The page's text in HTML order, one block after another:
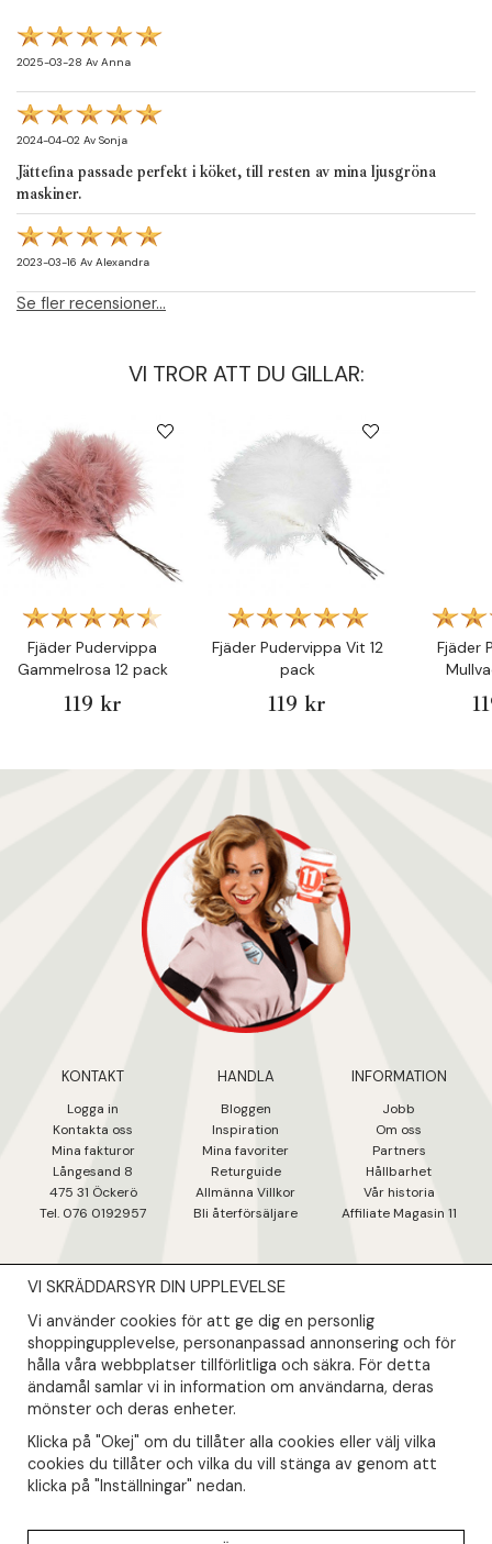
2025-03-28 Av Anna
2024-04-02 Av Sonja
Jättefina passade perfekt i köket, till resten av mina ljusgröna
maskiner.
2023-03-16 Av Alexandra
Se fler recensioner...
VI TROR ATT DU GILLAR:
Fjäder Pudervippa
Gammelrosa 12 pack
119 kr
Fjäder Pudervippa Vit 12
pack
119 kr
Fjäder
KONTAKT
Logga in
Kontakta oss
Mina fakturor
Långesand 8
475 31 Öckerö
Tel. 076 0192957
HANDLA
Bloggen
Inspiration
Mina favoriter
Returguide
Allmänna Villkor
Bli återförsäljare
INFORMATION
Jobb
Om oss
Partners
Hållbarhet
Vår historia
Affiliate Magasin 11
NYHETSBREV
Såklart skall du ta del av våra bästa erbjudanden & nyheter!
Din mail kommer endast användas till våra nyhetsbrev.
VI SKRÄDDARSYR DIN UPPLEVELSE
Vi använder cookies för att ge dig en personlig
shoppingupplevelse, personanpassad annonsering och för
hålla våra webbplatser tillförlitliga och säkra. För detta
ändamål samlar vi in information om användarna, deras
mönster och deras enheter.
Klicka på "Okej" om du tillåter alla cookies eller välj vilka
cookies du tillåter och vilka du vill stänga av genom att
klicka på "Inställningar" nedan.